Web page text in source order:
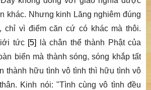
khác. Nhưng kinh Lăng nghiêm đúng
chỉ vì điểm căn cứ có khác mà thôi.
tức [5]
là chân thể thành Phật của
biển mà thành sóng, sóng khắp tất
thành hữu tình vô tình thì hữu tình vô
Kinh nói: "Tình cùng vô tình đều